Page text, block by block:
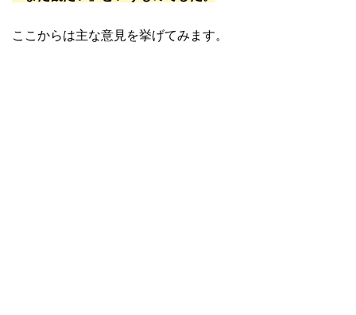
ここからは主な意見を挙げてみます。